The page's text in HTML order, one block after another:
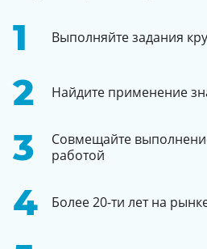
Выполняйте задания
Найдите применение
Совмещайте
работой
Более 20-ти лет на